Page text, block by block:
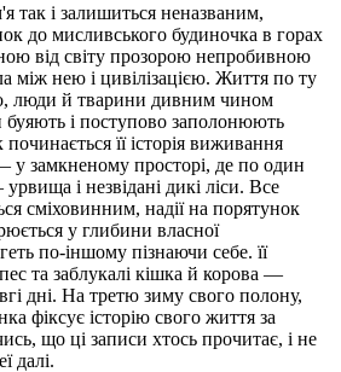
так і залишиться неназваним,
до мисливського будиночка в горах
від світу прозорою непробивною
між нею і цивілізацією. Життя по ту
люди й тварини дивним чином
і поступово заполонюють
її історія виживання
замкненому просторі, де по один
і незвідані дикі ліси. Все
сміховинним, надії на порятунок
у глибини власної
по-іншому пізнаючи себе. її
та заблукалі кішка й корова —
дні. На третю зиму свого полону,
фіксує історію свого життя за
що ці записи хтось прочитає, і не
далі.